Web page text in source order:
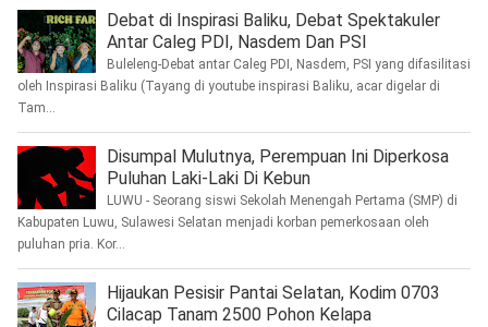
Debat di Inspirasi Baliku, Debat Spektakuler
Antar Caleg PDI, Nasdem Dan PSI
Buleleng-Debat antar Caleg PDI, Nasdem, PSI yang difasilitasi
oleh Inspirasi Baliku (Tayang di youtube inspirasi Baliku, acar digelar di
Tam...
Disumpal Mulutnya, Perempuan Ini Diperkosa
Puluhan Laki-Laki Di Kebun
LUWU - Seorang siswi Sekolah Menengah Pertama (SMP) di
Kabupaten Luwu, Sulawesi Selatan menjadi korban pemerkosaan oleh
puluhan pria. Kor...
Hijaukan Pesisir Pantai Selatan, Kodim 0703
Cilacap Tanam 2500 Pohon Kelapa